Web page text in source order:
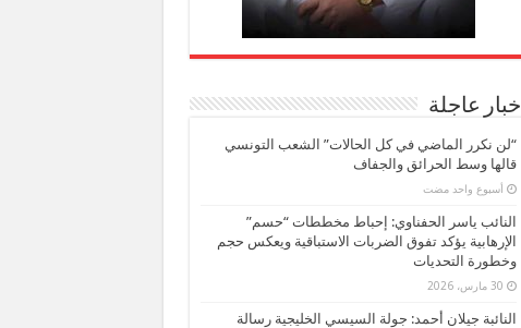
اخبار عاجلة
“لن نكرر الماضي في كل الحالات” الشعب التونسي
قالها وسط الحرائق والجفاف
‏أسبوع واحد مضت
النائب ياسر الحفناوي: إحباط مخططات “حسم”
الإرهابية يؤكد تفوق الضربات الاستباقية ويعكس حجم
وخطورة التحديات
30 مارس، 2026
النائبة جيلان أحمد: جولة السيسي الخليجية رسالة